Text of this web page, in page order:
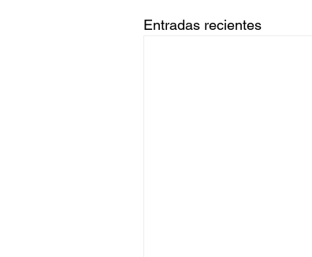
Entradas recientes